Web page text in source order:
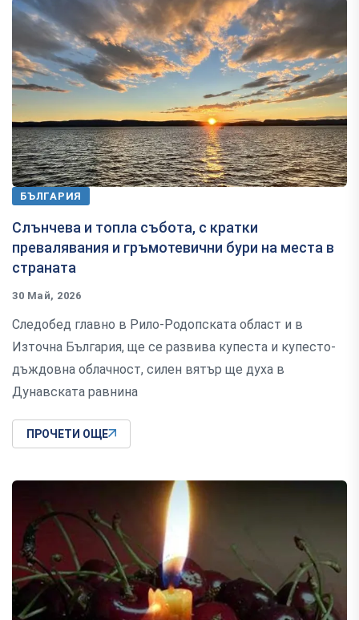
БЪЛГАРИЯ
Слънчева и топла събота, с кратки
превалявания и гръмотевични бури на места в
страната
30 Май, 2026
Следобед главно в Рило-Родопската област и в
Източна България, ще се развива купеста и купесто-
дъждовна облачност, силен вятър ще духа в
Дунавската равнина
ПРОЧЕТИ ОЩЕ